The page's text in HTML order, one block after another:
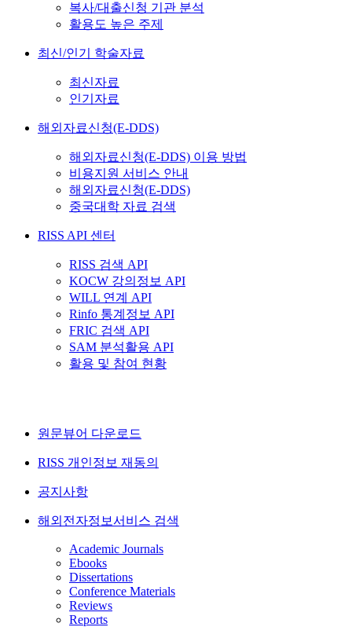
복사/대출신청 기관 분석
활용도 높은 주제
최신/인기 학술자료
최신자료
인기자료
해외자료신청(E-DDS)
해외자료신청(E-DDS) 이용 방법
비용지원 서비스 안내
해외자료신청(E-DDS)
중국대학 자료 검색
RISS API 센터
RISS 검색 API
KOCW 강의정보 API
WILL 연계 API
Rinfo 통계정보 API
FRIC 검색 API
SAM 분석활용 API
활용 및 참여 현황
원문뷰어 다운로드
RISS 개인정보 재동의
공지사항
해외전자정보서비스 검색
Academic Journals
Ebooks
Dissertations
Conference Materials
Reviews
Reports